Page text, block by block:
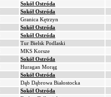
Sokół Ostróda
Sokół Ostróda
Granica Kętrzyn
Sokół Ostróda
Sokół Ostróda
Tur Bielsk Podlaski
MKS Korsze
Sokół Ostróda
Huragan Morąg
Sokół Ostróda
Dąb Dąbrowa Białostocka
Sokół Ostróda